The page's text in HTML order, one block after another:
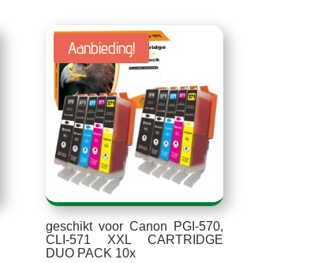
Aanbieding!
geschikt voor Canon PGI-570,
CLI-571 XXL CARTRIDGE
DUO PACK 10x